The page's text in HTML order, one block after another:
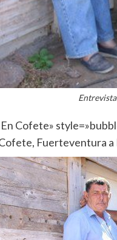
Cofete»
Fuerteventura a